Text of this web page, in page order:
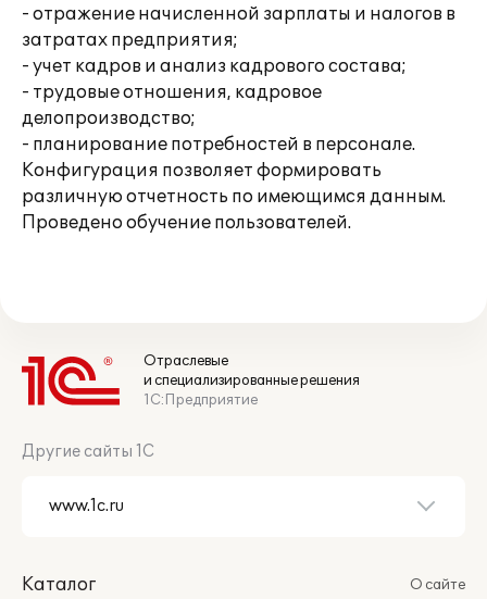
- отражение начисленной зарплаты и налогов в
затратах предприятия;
- учет кадров и анализ кадрового состава;
- трудовые отношения, кадровое
делопроизводство;
- планирование потребностей в персонале.
Конфигурация позволяет формировать
различную отчетность по имеющимся данным.
Проведено обучение пользователей.
Отраслевые
и специализированные решения
1С:Предприятие
Другие сайты 1С
Каталог
О сайте